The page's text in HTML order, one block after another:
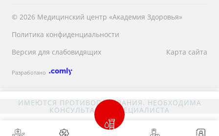
© 2026 Медицинский центр «Академия Здоровья»
Политика конфиденциальности
Версия для слабовидящих
Карта сайта
Разработано
ИМЕЮТСЯ ПРОТИВОПОКАЗАНИЯ. НЕОБХОДИМА
КОНСУЛЬТАЦИЯ СПЕЦИАЛИСТА